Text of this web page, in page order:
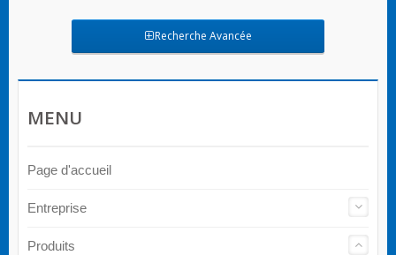
Recherche Avancée
MENU
Page d'accueil
Entreprise
Produits